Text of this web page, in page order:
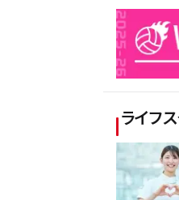
ライフ